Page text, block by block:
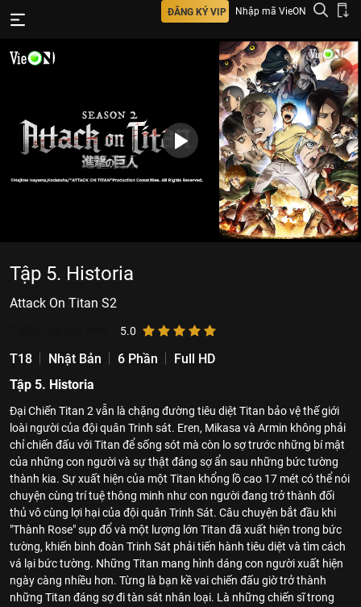
ĐĂNG KÝ VIP Nhập mã VieON
Tập 5. Historia
Attack On Titan S2
5.0
T18 Nhật Bản 6 Phần
Full HD
Tập 5. Historia
Đại Chiến Titan 2 vẫn là chặng đường tiêu diệt Titan bảo vệ thế giới
loài người của đội quân Trinh sát. Eren, Mikasa và Armin không phải
chỉ chiến đấu với Titan để sống sót mà còn lo sợ trước những bí mật
của những con người và sự thật đáng sợ ẩn sau những bức tường
thành kia. Sự xuất hiện của một Titan khổng lồ cao 17 mét có thể nói
chuyện cùng trí tuệ thông minh như con người đang trở thành đối
thủ vô cùng lợi hại của đội quân Trinh Sát. Câu chuyện bắt đầu khi
"Thành Rose" sụp đổ và một lượng lớn Titan đã xuất hiện trong bức
tường, khiến binh đoàn Trinh Sát phải tiến hành tiêu diệt và tìm cách
vá lại bức tường. Những Titan mang hình dáng con người xuất hiện
ngày càng nhiều hơn. Từng là bạn kề vai chiến đấu giờ trở thành
những Titan đáng sợ đi tàn sát nhân loại. Là những chiến sĩ trong